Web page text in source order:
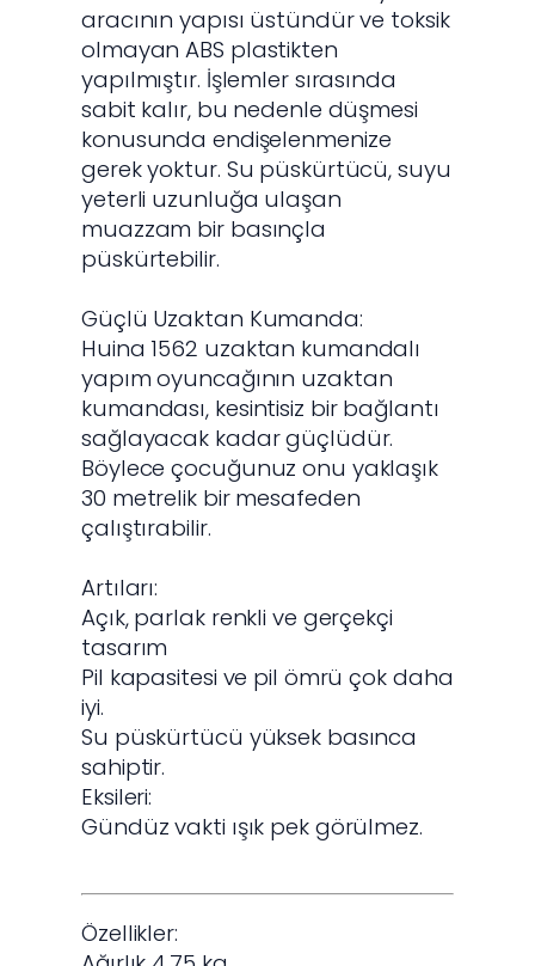
aracının yapısı üstündür ve toksik
olmayan ABS plastikten
yapılmıştır. İşlemler sırasında
sabit kalır, bu nedenle düşmesi
konusunda endişelenmenize
gerek yoktur. Su püskürtücü, suyu
yeterli uzunluğa ulaşan
muazzam bir basınçla
püskürtebilir.
Güçlü Uzaktan Kumanda:
Huina 1562 uzaktan kumandalı
yapım oyuncağının uzaktan
kumandası, kesintisiz bir bağlantı
sağlayacak kadar güçlüdür.
Böylece çocuğunuz onu yaklaşık
30 metrelik bir mesafeden
çalıştırabilir.
Artıları:
Açık, parlak renkli ve gerçekçi
tasarım
Pil kapasitesi ve pil ömrü çok daha
iyi.
Su püskürtücü yüksek basınca
sahiptir.
Eksileri:
Gündüz vakti ışık pek görülmez.
Özellikler: